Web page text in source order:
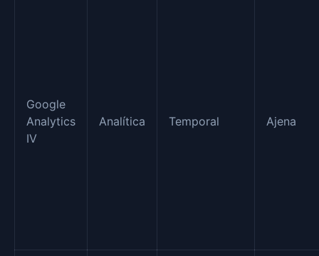
Google
Analytics
IV
Analítica Temporal Ajena